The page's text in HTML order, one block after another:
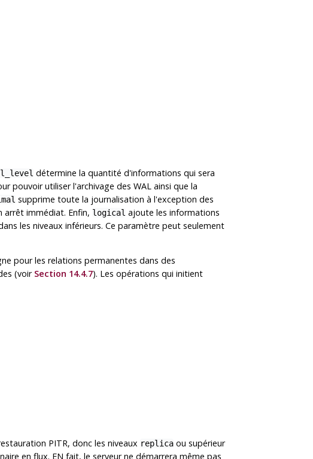
détermine la quantité d'informations qui sera
pouvoir utiliser l'archivage des WAL ainsi que la
supprime toute la journalisation à l'exception des
arrêt immédiat. Enfin, logical ajoute les informations
les niveaux inférieurs. Ce paramètre peut seulement
pour les relations permanentes dans des
(voir Section 14.4.7). Les opérations qui initient
PITR, donc les niveaux replica ou supérieur
en flux. EN fait, le serveur ne démarrera même pas